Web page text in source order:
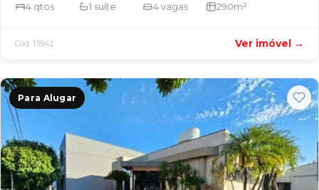
4 qtos 1 suíte 4 vagas 290m²
Cód. 13942 Ver imóvel →
Para Alugar